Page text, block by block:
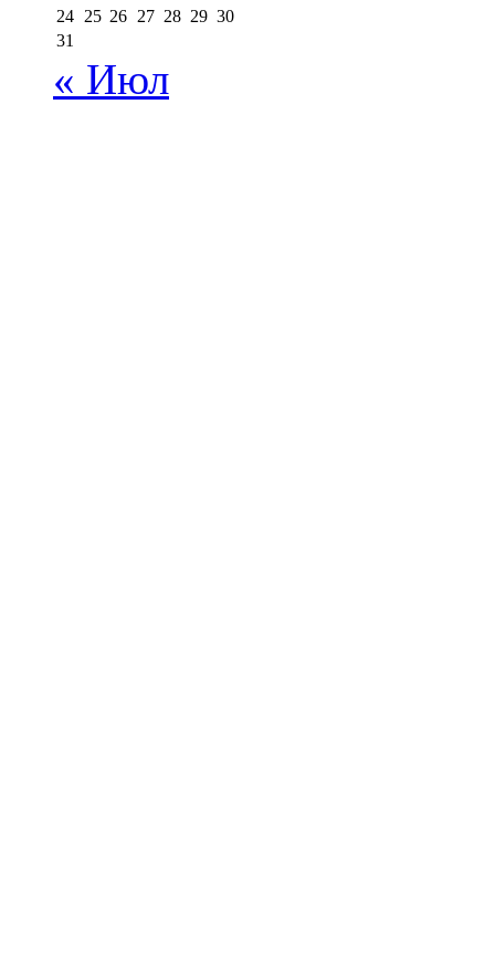
24 25 26 27 28 29 30
31
« Июл